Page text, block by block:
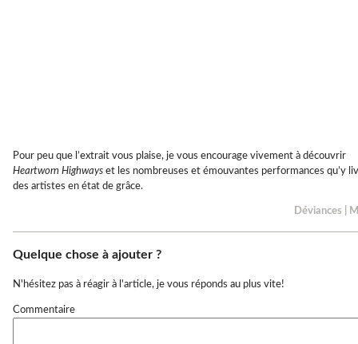
Pour peu que l’extrait vous plaise, je vous encourage vivement à découvrir
Heartworn Highways et les nombreuses et émouvantes performances qu’y
des artistes en état de grâce.
Déviances
Quelque chose à ajouter ?
N'hésitez pas à réagir à l'article, je vous réponds au plus vite!
Commentaire